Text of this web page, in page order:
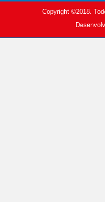
Copyright ©2018.